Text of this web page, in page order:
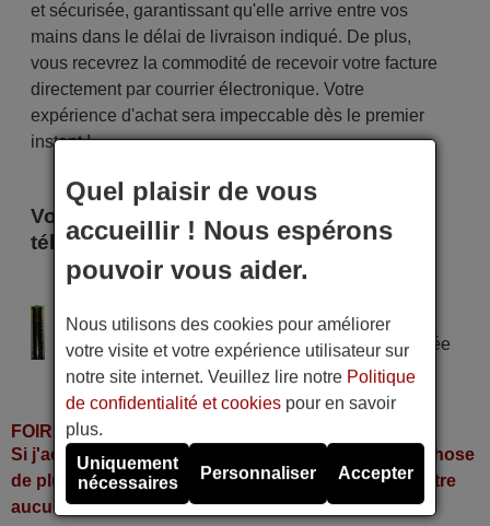
et sécurisée, garantissant qu'elle arrive entre vos
mains dans le délai de livraison indiqué. De plus,
vous recevrez la commodité de recevoir votre facture
directement par courrier électronique. Votre
expérience d'achat sera impeccable dès le premier
instant !
Voici certains modèles qui utilisent cette
télécommande
Fraba SHP 401
Alimentation : 2 piles type AAA
Pile alcaline type AAA LR06 tension 1,5 V utilisée
dans la grande majorité de télécommandes.
FOIRE AUX QUESTIONS
Si j'achète la télécommande, dois-je faire quelque chose
de plus ou fonctionne-t-elle directement sans y mettre
aucun code?
Quel plaisir de vous
accueillir ! Nous espérons
pouvoir vous aider.
Nous utilisons des cookies pour améliorer
votre visite et votre expérience utilisateur sur
notre site internet. Veuillez lire notre Politique
de confidentialité et cookies pour en savoir
plus.
Uniquement
nécessaires
Personnaliser Accepter